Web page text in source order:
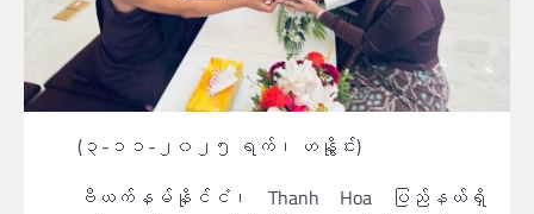
(၃-၁၁-၂၀၂၅ ရက်၊ ဟနွိုင်း)
ဗီယက်နမ်နိုင်ငံ၊ Thanh Hoa ပြည်နယ်ရှိ